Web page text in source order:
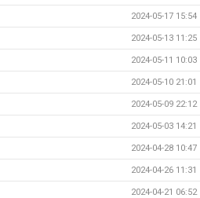
2024-05-17 15:54
2024-05-13 11:25
2024-05-11 10:03
2024-05-10 21:01
2024-05-09 22:12
2024-05-03 14:21
2024-04-28 10:47
2024-04-26 11:31
2024-04-21 06:52